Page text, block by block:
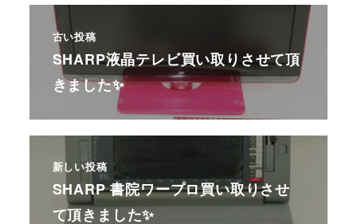
古い投稿
SHARP液晶テレビ買い取りさせて頂
きました✨
新しい投稿
SHARP 書院ワープロ買い取りさせ
て頂きました✨